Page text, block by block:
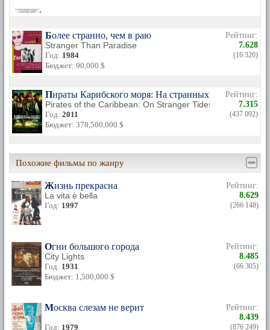
Более странно, чем в раю
Stranger Than Paradise
Год: 1984
Бюджет: 90,000 $
Рейтинг:
7.628
(16 320)
Пираты Карибского моря: На странных берегах
Pirates of the Caribbean: On Stranger Tides
Год: 2011
Бюджет: 378,500,000 $
Рейтинг:
7.315
(437 092)
Похожие фильмы по жанру
Жизнь прекрасна
La vita è bella
Год: 1997
Рейтинг:
8.629
(266 148)
Огни большого города
City Lights
Год: 1931
Бюджет: 1,500,000 $
Рейтинг:
8.485
(66 305)
Москва слезам не верит
Год: 1979
Рейтинг:
8.439
(876 249)